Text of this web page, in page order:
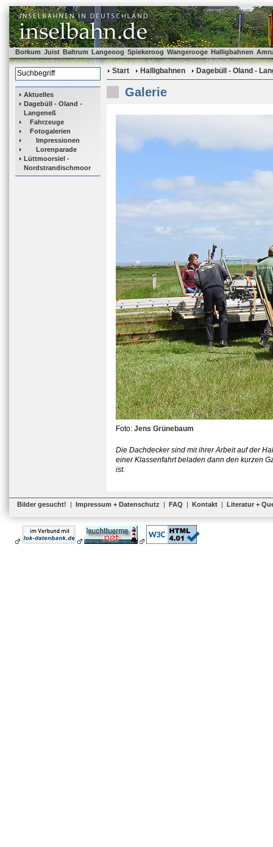
Borkum Juist Baltrum Langeoog Spiekeroog Wangerooge Halligbahnen
Aktuelles
Dagebüll - Oland -
Langeneß
Fahrzeuge
Fotogalerien
Impressionen
Lorenparade
Lüttmoorsiel -
Nordstrandischmoor
Start Halligbahnen Dagebüll - Oland -
Galerie
Foto: Jens Grünebaum
Die Dachdecker sind mit ihrer Arbeit auf der
einer Klassenfahrt beladen dann den kurzen
ist.
Bilder gesucht! | Impressum + Datenschutz | FAQ | Kontakt | Literatur +